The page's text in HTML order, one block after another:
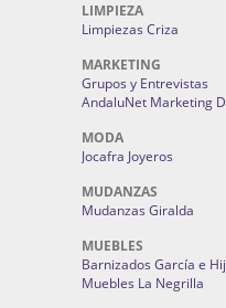
LIMPIEZA
Limpiezas Criza
MARKETING
Grupos y Entrevistas
AndaluNet Marketing
MODA
Jocafra Joyeros
MUDANZAS
Mudanzas Giralda
MUEBLES
Barnizados García e
Muebles La Negrilla